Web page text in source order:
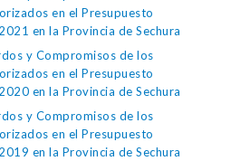
en el Presupuesto
en la Provincia de Sechura
y Compromisos de los
en el Presupuesto
en la Provincia de Sechura
y Compromisos de los
en el Presupuesto
en la Provincia de Sechura